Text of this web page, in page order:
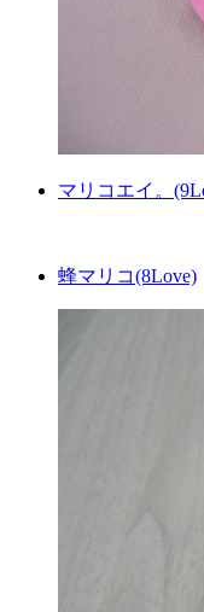
マリコエイ。
蜂マリコ(8Love)